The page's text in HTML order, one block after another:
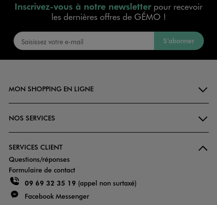
Inscrivez-vous à notre newsletterpour recevoir
les dernières offres de GÉMO !
S’abonner
MON SHOPPING EN LIGNE
NOS SERVICES
SERVICES CLIENT
Questions/réponses
Formulaire de contact
09 69 32 35 19 (appel non surtaxé)
Facebook Messenger